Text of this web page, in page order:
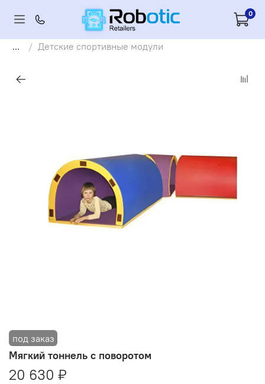
0
... Детские спортивные модули
Мягкий тоннель с поворотом
20 630 ₽